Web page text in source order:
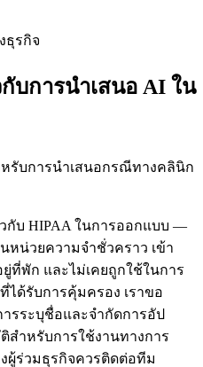
ธุรกิจ
บการนำเสนอ AI ใน
หรับการนำเสนอกรณีทางคลินิก
กับ HIPAA ในการออกแบบ —
หน่วยความจำชั่วคราว เข้า
ที่พัก และไม่เคยถูกใช้ในการ
ด้รับการคุ้มครอง เราขอ
ระบุชื่อและจำกัดการอัป
สำหรับการใช้งานทางการ
ผู้ร่วมธุรกิจควรติดต่อทีม